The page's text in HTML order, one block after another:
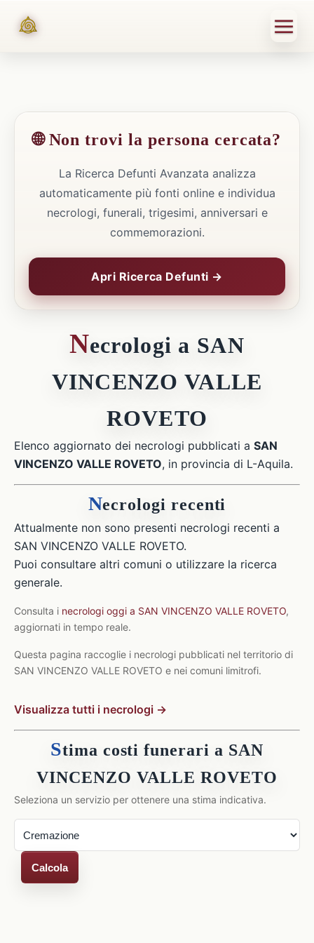
🌐 Non trovi la persona cercata?
La Ricerca Defunti Avanzata analizza
automaticamente più fonti online e individua
necrologi, funerali, trigesimi, anniversari e
commemorazioni.
Apri Ricerca Defunti →
Necrologi a SAN
VINCENZO VALLE
ROVETO
Elenco aggiornato dei necrologi pubblicati a SAN
VINCENZO VALLE ROVETO, in provincia di L-Aquila.
Necrologi recenti
Attualmente non sono presenti necrologi recenti a
SAN VINCENZO VALLE ROVETO.
Puoi consultare altri comuni o utilizzare la ricerca
generale.
Consulta i necrologi oggi a SAN VINCENZO VALLE ROVETO,
aggiornati in tempo reale.
Questa pagina raccoglie i necrologi pubblicati nel territorio di
SAN VINCENZO VALLE ROVETO e nei comuni limitrofi.
Visualizza tutti i necrologi →
Stima costi funerari a SAN
VINCENZO VALLE ROVETO
Seleziona un servizio per ottenere una stima indicativa.
Calcola